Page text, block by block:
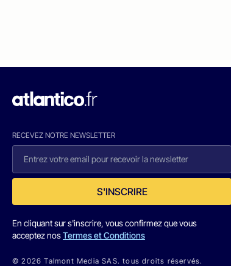
RECEVEZ NOTRE NEWSLETTER
S'INSCRIRE
En cliquant sur s'inscrire, vous confirmez que vous
acceptez nosTermes et Conditions
© 2026 Talmont Media SAS. tous droits réservés.